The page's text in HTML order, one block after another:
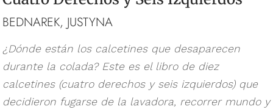
BEDNAREK, JUSTYNA
¿Dónde están los calcetines que desaparecen
durante la colada? Este es el libro de diez
calcetines (cuatro derechos y seis izquierdos) que
decidieron fugarse de la lavadora, recorrer mundo y